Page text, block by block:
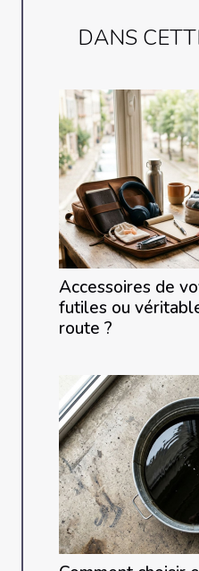
DANS
Accessoires de
futiles ou
route ?